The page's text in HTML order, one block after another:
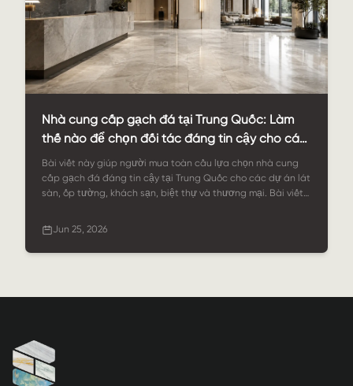
Nhà cung cấp gạch đá tại Trung Quốc: Làm
thế nào để chọn đối tác đáng tin cậy cho các
dự án đá tùy chỉnh?
Bài viết này giúp người mua toàn cầu lựa chọn nhà cung
cấp gạch đá đáng tin cậy tại Trung Quốc cho các dự án lát
sàn, ốp tường, khách sạn, biệt thự và thương mại. Bài viết
sản xuất tại nhà máy, kiểm soát chất lượng, đóng gói và lý
do tại sao StoneSale là đối tác mạnh mẽ trong việc tìm
nguồn cung ứng gạch đá cho các dự án cụ thể.
Jun 25, 2026